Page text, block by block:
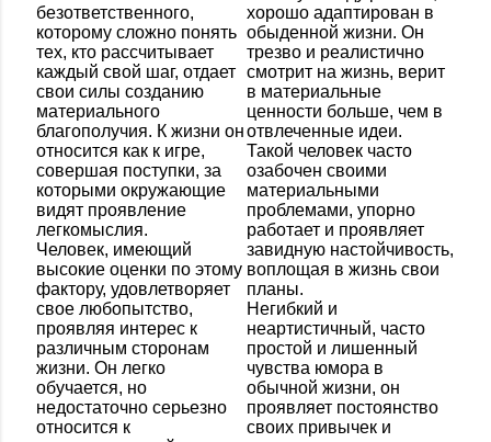
безответственного,
которому сложно понять
тех, кто рассчитывает
каждый свой шаг, отдает
свои силы созданию
материального
благополучия. К жизни он
относится как к игре,
совершая поступки, за
которыми окружающие
видят проявление
легкомыслия.
Человек, имеющий
высокие оценки по этому
фактору, удовлетворяет
свое любопытство,
проявляя интерес к
различным сторонам
жизни. Он легко
обучается, но
недостаточно серьезно
относится к
хорошо адаптирован в
обыденной жизни. Он
трезво и реалистично
смотрит на жизнь, верит
в материальные
ценности больше, чем в
отвлеченные идеи.
Такой человек часто
озабочен своими
материальными
проблемами, упорно
работает и проявляет
завидную настойчивость,
воплощая в жизнь свои
планы.
Негибкий и
неартистичный, часто
простой и лишенный
чувства юмора в
обычной жизни, он
проявляет постоянство
своих привычек и